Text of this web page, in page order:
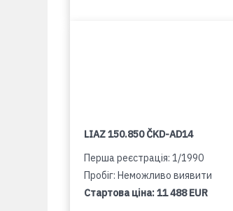
LIAZ 150.850 ČKD-AD14
Перша реєстрація: 1/1990
Пробіг: Неможливо виявити
Стартова ціна:11 488 EUR